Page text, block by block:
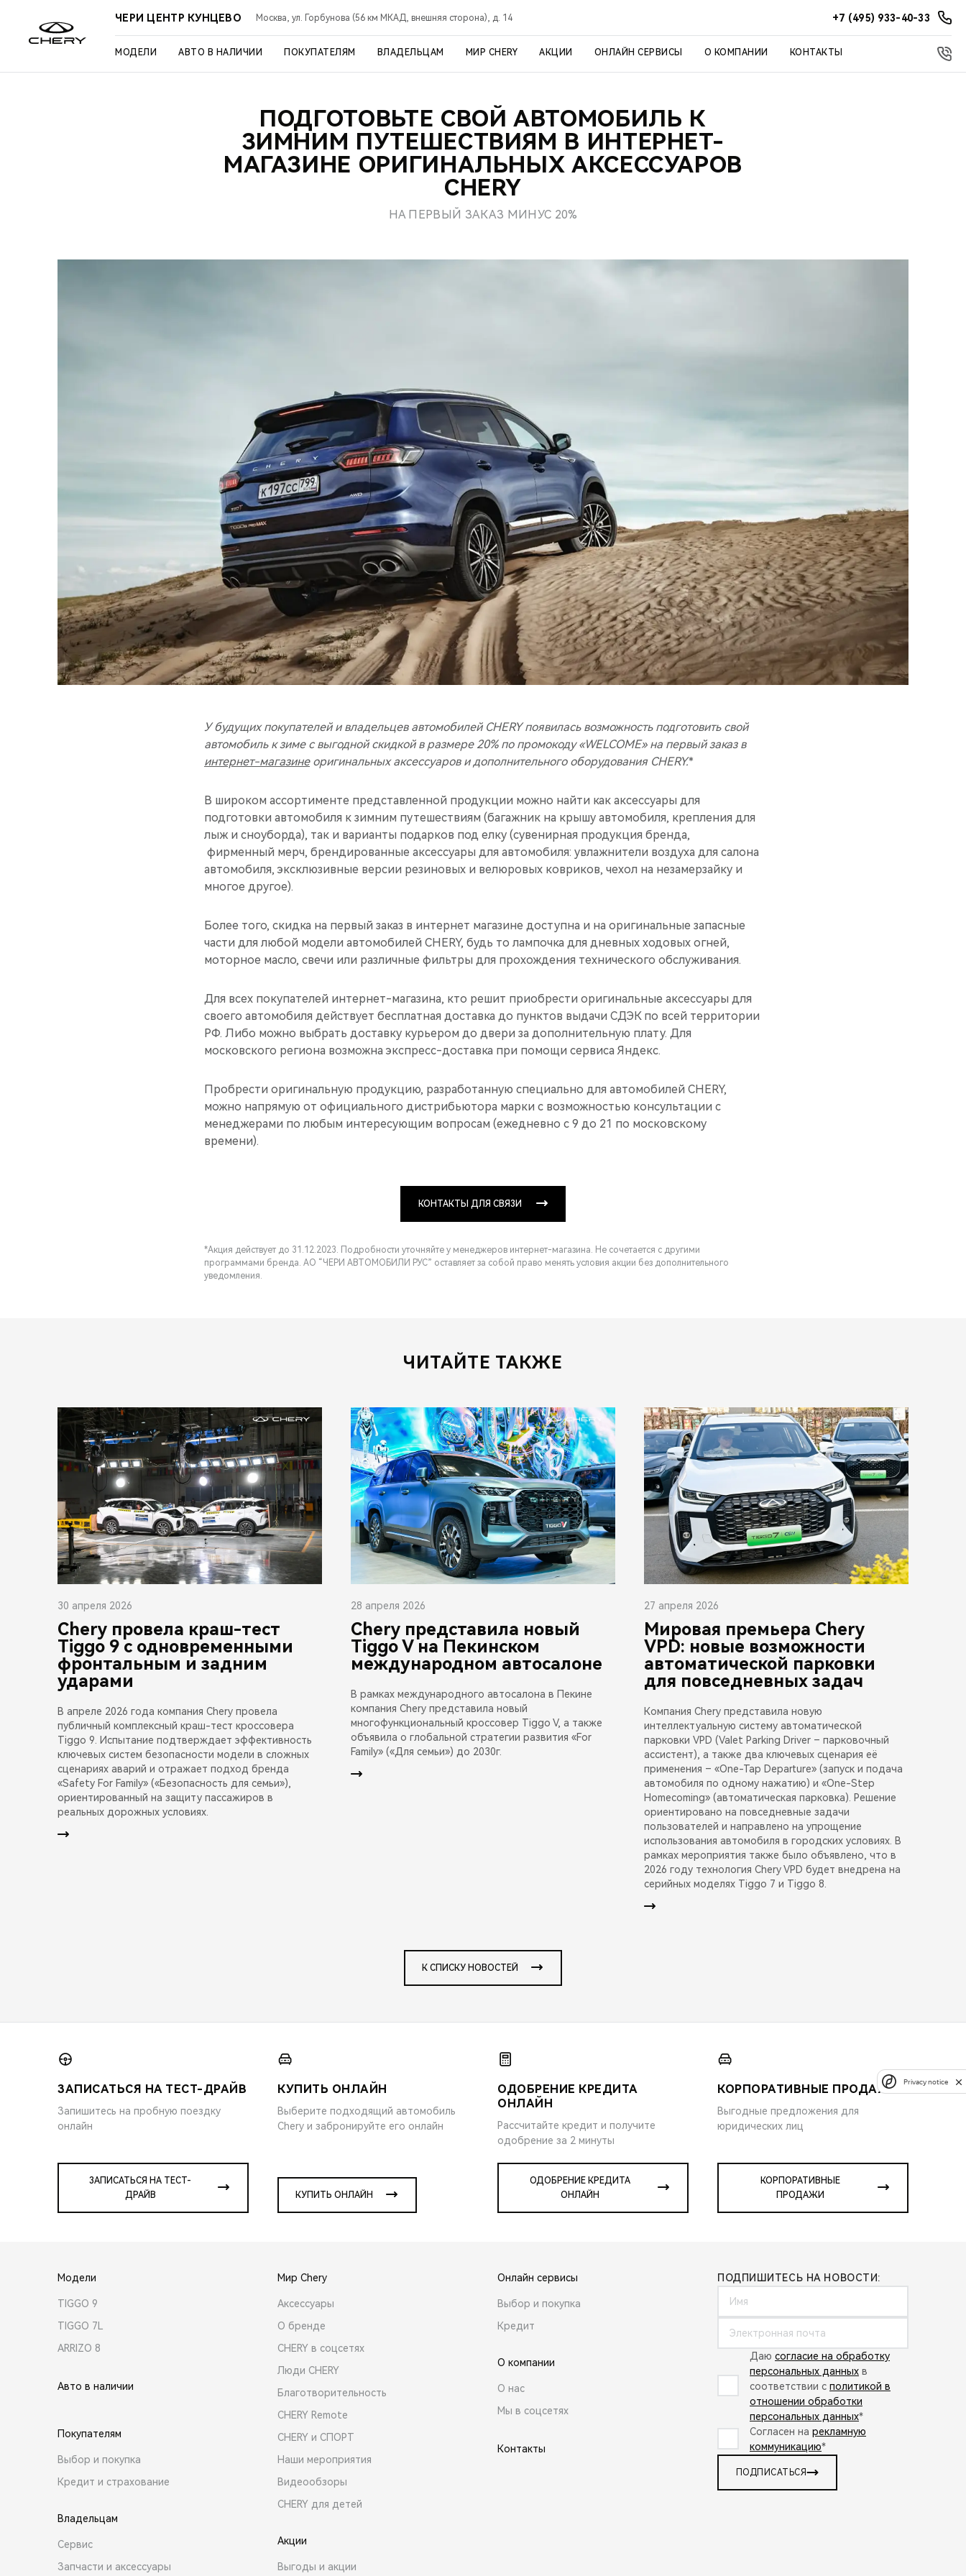
ЧЕРИ ЦЕНТР КУНЦЕВО Москва, ул. Горбунова (56 км МКАД, внешняя сторона), д. 14 +7 (495) 933-40-33
МОДЕЛИ АВТО В НАЛИЧИИ ПОКУПАТЕЛЯМ ВЛАДЕЛЬЦАМ МИР CHERY АКЦИИ ОНЛАЙН СЕРВИСЫ О КОМПАНИИ КОНТАКТЫ
ПОДГОТОВЬТЕ СВОЙ АВТОМОБИЛЬ К
ЗИМНИМ ПУТЕШЕСТВИЯМ В ИНТЕРНЕТ-
МАГАЗИНЕ ОРИГИНАЛЬНЫХ АКСЕССУАРОВ
CHERY
НА ПЕРВЫЙ ЗАКАЗ МИНУС 20%
У будущих покупателей и владельцев автомобилей CHERY появилась возможность подготовить свой
автомобиль к зиме с выгодной скидкой в размере 20% по промокоду «WELCOME»на первый заказ в
интернет-магазинеоригинальных аксессуаров и дополнительного оборудования CHERY.*
В широком ассортименте представленной продукции можно найти как аксессуары для
подготовки автомобиля к зимним путешествиям (багажник на крышу автомобиля, крепления для
лыж и сноуборда), так и варианты подарков под елку (сувенирная продукция бренда,
фирменный мерч, брендированные аксессуары для автомобиля: увлажнители воздуха для салона
автомобиля, эксклюзивные версии резиновых и велюровых ковриков, чехол на незамерзайку и
многое другое).
Более того, скидка на первый заказ в интернет магазине доступна и на оригинальные запасные
части для любой модели автомобилей CHERY, будь то лампочка для дневных ходовых огней,
моторное масло, свечи или различные фильтры для прохождения технического обслуживания.
Для всех покупателей интернет-магазина, кто решит приобрести оригинальные аксессуары для
своего автомобиля действует бесплатная доставка до пунктов выдачи СДЭК по всей территории
РФ. Либо можно выбрать доставку курьером до двери за дополнительную плату. Для
московского региона возможна экспресс-доставка при помощи сервиса Яндекс.
Пробрести оригинальную продукцию, разработанную специально для автомобилей CHERY,
можно напрямую от официального дистрибьютора марки с возможностью консультации с
менеджерами по любым интересующим вопросам (ежедневно с 9 до 21 по московскому
времени).
КОНТАКТЫ ДЛЯ СВЯЗИ
*Акция действует до 31.12.2023. Подробности уточняйте у менеджеров интернет-магазина. Не сочетается с другими
программами бренда. АО “ЧЕРИ АВТОМОБИЛИ РУС” оставляет за собой право менять условия акции без дополнительного
уведомления.
ЧИТАЙТЕ ТАКЖЕ
30 апреля 2026
Chery провела краш-тест
Tiggo 9 с одновременными
фронтальным и задним
ударами
В апреле 2026 года компания Chery провела
публичный комплексный краш-тест кроссовера
Tiggo 9. Испытание подтверждает эффективность
ключевых систем безопасности модели в сложных
сценариях аварий и отражает подход бренда
«Safety For Family» («Безопасность для семьи»),
ориентированный на защиту пассажиров в
реальных дорожных условиях.
28 апреля 2026
Chery представила новый
Tiggo V на Пекинском
международном автосалоне
В рамках международного автосалона в Пекине
компания Chery представила новый
многофункциональный кроссовер Tiggo V, а также
объявила о глобальной стратегии развития «For
Family» («Для семьи») до 2030г.
27 апреля 2026
Мировая премьера Chery
VPD: новые возможности
автоматической парковки
для повседневных задач
Компания Chery представила новую
интеллектуальную систему автоматической
парковки VPD (Valet Parking Driver – парковочный
ассистент), а также два ключевых сценария её
применения – «One-Tap Departure» (запуск и подача
автомобиля по одному нажатию) и «One-Step
Homecoming» (автоматическая парковка). Решение
ориентировано на повседневные задачи
пользователей и направлено на упрощение
использования автомобиля в городских условиях. В
рамках мероприятия также было объявлено, что в
2026 году технология Chery VPD будет внедрена на
серийных моделях Tiggo 7 и Tiggo 8.
К СПИСКУ НОВОСТЕЙ
ЗАПИСАТЬСЯ НА ТЕСТ-ДРАЙВ
Запишитесь на пробную поездку
онлайн
ЗАПИСАТЬСЯ НА ТЕСТ-
ДРАЙВ
КУПИТЬ ОНЛАЙН
Выберите подходящий автомобиль
Chery и забронируйте его онлайн
КУПИТЬ ОНЛАЙН
ОДОБРЕНИЕ КРЕДИТА
ОНЛАЙН
Рассчитайте кредит и получите
одобрение за 2 минуты
ОДОБРЕНИЕ КРЕДИТА
ОНЛАЙН
КОРПОРАТИВНЫЕ ПРОДАЖИ
Выгодные предложения для
юридических лиц
КОРПОРАТИВНЫЕ
ПРОДАЖИ
Модели
TIGGO 9
TIGGO 7L
ARRIZO 8
Авто в наличии
Покупателям
Выбор и покупка
Кредит и страхование
Владельцам
Сервис
Запчасти и аксессуары
Мир Chery
Аксессуары
О бренде
CHERY в соцсетях
Люди CHERY
Благотворительность
CHERY Remote
CHERY и СПОРТ
Наши мероприятия
Видеообзоры
CHERY для детей
Акции
Выгоды и акции
Онлайн сервисы
Выбор и покупка
Кредит
О компании
О нас
Мы в соцсетях
Контакты
ПОДПИШИТЕСЬ НА НОВОСТИ:
Даю согласие на обработку
персональных данных в
соответствии с политикой в
отношении обработки
персональных данных*
Согласен на рекламную
коммуникацию*
ПОДПИСАТЬСЯ
Privacy notice